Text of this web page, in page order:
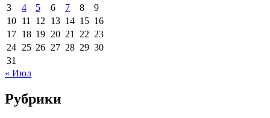
3
4 5 6 7 8
9
10 11 12 13 14 15 16
17 18 19 20 21 22 23
24 25 26 27 28 29 30
31
« Июл
Рубрики